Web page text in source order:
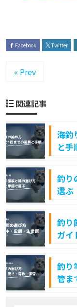
Facebook Twitter
« Prev
関連記事
海釣
と手
釣り
選ぶ
釣り
ガイ
釣り
管ま